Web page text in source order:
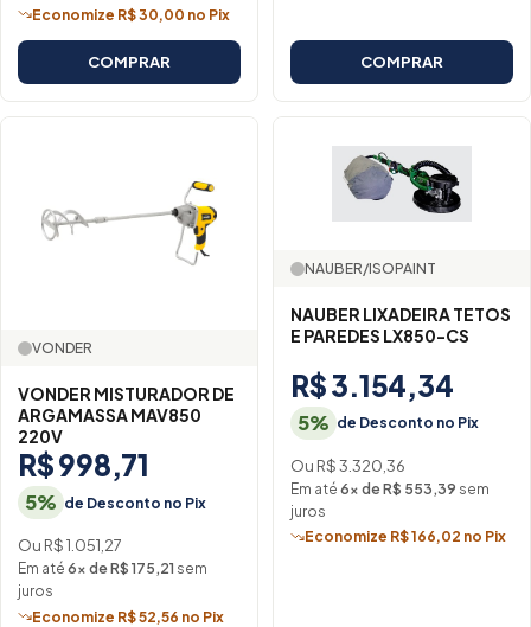
Economize R$ 30,00 no Pix
COMPRAR COMPRAR
VONDER
VONDER MISTURADOR DE
ARGAMASSA MAV850
220V
R$ 998,71
5% de Desconto no Pix
Ou R$ 1.051,27
Em até 6× de R$ 175,21 sem
juros
Economize R$ 52,56 no Pix
NAUBER/ISOPAINT
NAUBER LIXADEIRA TETOS
E PAREDES LX850-CS
R$ 3.154,34
5% de Desconto no Pix
Ou R$ 3.320,36
Em até 6× de R$ 553,39 sem
juros
Economize R$ 166,02 no Pix